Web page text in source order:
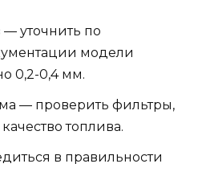
уточнить по
модели
0,2-0,4 мм.
— проверить фильтры,
топлива.
в правильности